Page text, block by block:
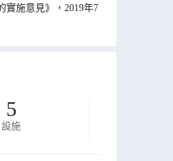
實施意見》，2019年7
5
設施